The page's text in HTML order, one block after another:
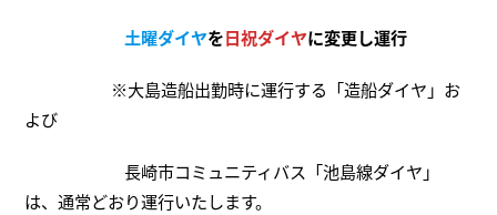
土曜ダイヤを日祝ダイヤに変更し運行
※大島造船出勤時に運行する「造船ダイヤ」お
よび
長崎市コミュニティバス「池島線ダイヤ」
は、通常どおり運行いたします。